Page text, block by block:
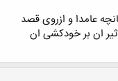
عامدا و ازروی قصد
ان بر خودکشی ان